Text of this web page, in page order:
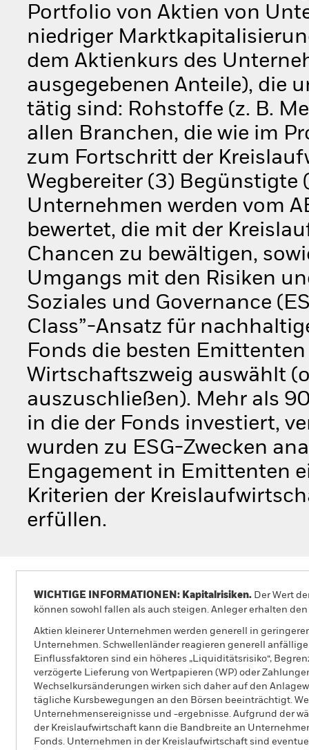
Portfolio von Aktien von
niedriger
dem Aktienkurs des
ausgegebenen Anteile), die
tätig sind: Rohstoffe (z. B.
allen Branchen, die wie im
zum Fortschritt der
Wegbereiter (3) Begünstigte
Unternehmen werden vom
bewertet, die mit der
Chancen zu bewältigen,
Umgangs mit den Risiken
Soziales und Governance
Class”-Ansatz für
Fonds die besten
Wirtschaftszweig auswählt
auszuschließen). Mehr als
in die der Fonds investiert,
wurden zu ESG-Zwecken
Engagement in Emittenten
Kriterien der
erfüllen.
WICHTIGE INFORMATIONEN: Kapitalrisiken. Der Wert
können sowohl fallen als auch steigen. Anleger erhalten
Aktien kleinerer Unternehmen werden generell in
Unternehmen. Schwellenländer reagieren generell
Einflussfaktoren sind ein höheres „Liquiditätsrisiko“,
verzögerte Lieferung von Wertpapieren (WP) oder
Wechselkursänderungen wirken sich daher auf den
tägliche Kursbewegungen an den Börsen beeinträchtigt.
Unternehmensereignisse und -ergebnisse. Aufgrund der
der Kreislaufwirtschaft kann die Bandbreite an
Fonds. Unternehmen in der Kreislaufwirtschaft sind